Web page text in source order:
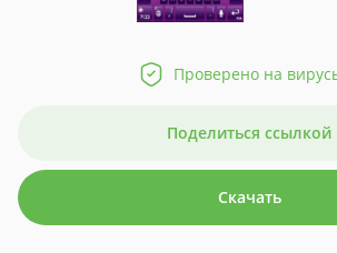
Проверено на
Поделиться ссылкой
Скачать